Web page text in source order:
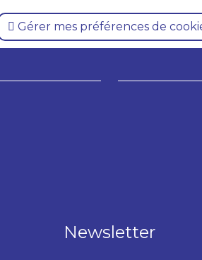
Gérer mes préférences de
Newsletter